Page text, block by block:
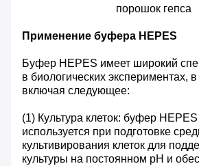
порошок гепса
Применение буфера HEPES
Буфер HEPES имеет широкий
в биологических экспериментах,
включая следующее:
(1) Культура клеток: буфер
используется при подготовке
культивирования клеток для
культуры на постоянном pH и